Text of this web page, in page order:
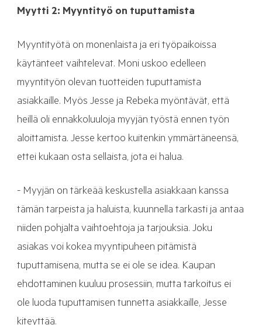
Myytti 2: Myyntityö on tuputtamista
Myyntityötä on monenlaista ja eri työpaikoissa
käytänteet vaihtelevat. Moni uskoo edelleen
myyntityön olevan tuotteiden tuputtamista
asiakkaille. Myös Jesse ja Rebeka myöntävät, että
heillä oli ennakkoluuloja myyjän työstä ennen työn
aloittamista. Jesse kertoo kuitenkin ymmärtäneensä,
ettei kukaan osta sellaista, jota ei halua.
- Myyjän on tärkeää keskustella asiakkaan kanssa
tämän tarpeista ja haluista, kuunnella tarkasti ja antaa
niiden pohjalta vaihtoehtoja ja tarjouksia. Joku
asiakas voi kokea myyntipuheen pitämistä
tuputtamisena, mutta se ei ole se idea. Kaupan
ehdottaminen kuuluu prosessiin, mutta tarkoitus ei
ole luoda tuputtamisen tunnetta asiakkaille, Jesse